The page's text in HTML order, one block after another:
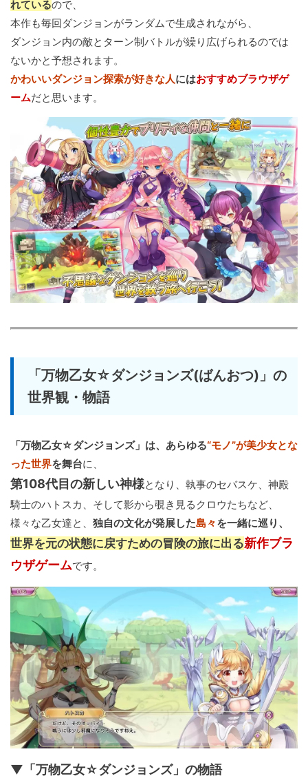
れているので、
本作も毎回ダンジョンがランダムで生成されながら、
ダンジョン内の敵とターン制バトルが繰り広げられるのでは
ないかと予想されます。
かわいいダンジョン探索が好きな人にはおすすめブラウザゲ
ームだと思います。
「万物乙女☆ダンジョンズ(ばんおつ)」の
世界観・物語
「万物乙女☆ダンジョンズ」は、あらゆる“モノ”が美少女とな
った世界を舞台に、
第108代目の新しい神様となり、執事のセバスケ、神殿
騎士のハトスカ、そして影から覗き見るクロウたちなど、
様々な乙女達と、 独自の文化が発展した島々を一緒に巡り、
世界を元の状態に戻すための冒険の旅に出る新作ブラ
ウザゲームです。
▼「万物乙女☆ダンジョンズ」の物語